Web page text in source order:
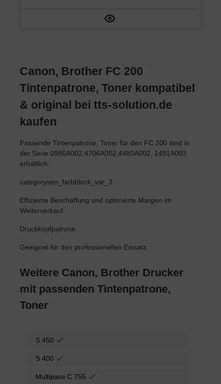
Canon, Brother FC 200
Tintenpatrone, Toner kompatibel
& original bei tts-solution.de
kaufen
Passende Tintenpatrone, Toner für den FC 200 sind in
der Serie 0986A002,4706A002,4480A002, 1491A003
erhältlich.
categoryseo_farbblock_var_3
Effiziente Beschaffung und optimierte Margen im
Weiterverkauf.
Druckkopfpatrone.
Geeignet für den professionellen Einsatz.
Weitere Canon, Brother Drucker
mit passenden Tintenpatrone,
Toner
S 450
S 400
Multipass C 755